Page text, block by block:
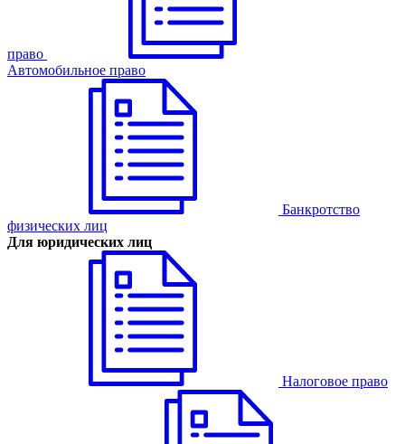
право
Автомобильное право
Банкротство
физических лиц
Для юридических лиц
Налоговое право